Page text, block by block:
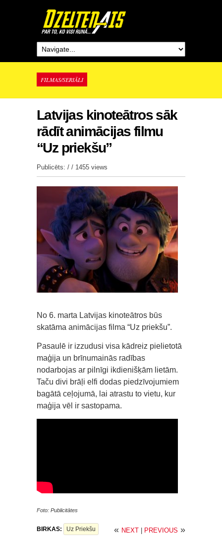
FILMAS/SERIĀLI
Latvijas kinoteātros sāk
rādīt animācijas filmu
“Uz priekšu”
Publicēts: / / 1455 views
No 6. marta Latvijas kinoteātros būs
skatāma animācijas filma “Uz priekšu”.
Pasaulē ir izzudusi visa kādreiz pielietotā
maģija un brīnumainās radības
nodarbojas ar pilnīgi ikdienišķām lietām.
Taču divi brāļi elfi dodas piedzīvojumiem
bagātā ceļojumā, lai atrastu to vietu, kur
maģija vēl ir sastopama.
Foto: Publicitātes
BIRKAS: Uz Priekšu « NEXT PREVIOUS »